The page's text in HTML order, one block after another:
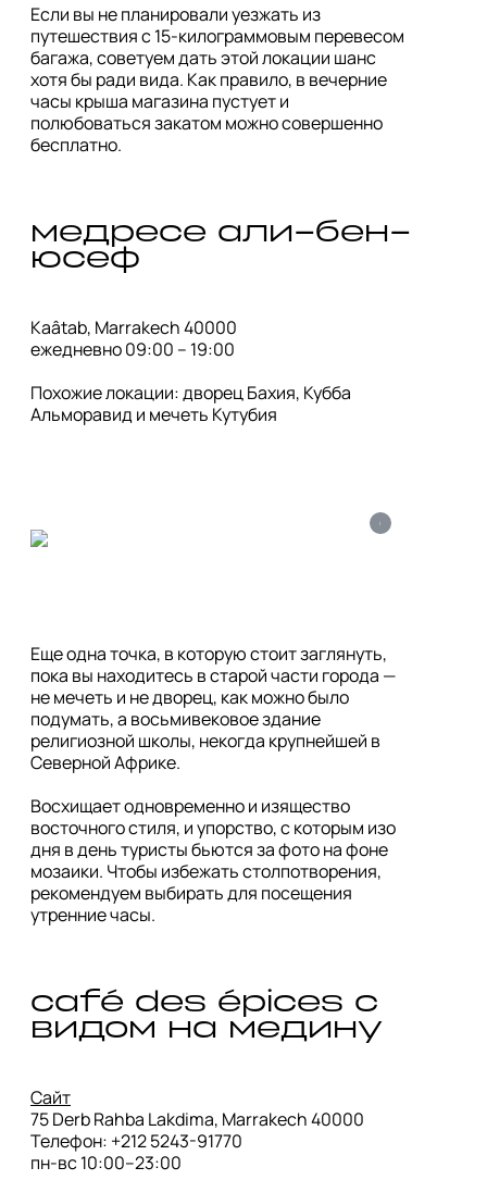
Если вы не планировали уезжать из
путешествия с 15-килограммовым перевесом
багажа, советуем дать этой локации шанс
хотя бы ради вида. Как правило, в вечерние
часы крыша магазина пустует и
полюбоваться закатом можно совершенно
бесплатно.
медресе али-бен-
юсеф
Kaâtab, Marrakech 40000
ежедневно 09:00 – 19:00
Похожие локации: дворец Бахия, Кубба
Альморавид и мечеть Кутубия
i
Еще одна точка, в которую стоит заглянуть,
пока вы находитесь в старой части города —
не мечеть и не дворец, как можно было
подумать, а восьмивековое здание
религиозной школы, некогда крупнейшей в
Северной Африке.
Восхищает одновременно и изящество
восточного стиля, и упорство, с которым изо
дня в день туристы бьются за фото на фоне
мозаики. Чтобы избежать столпотворения,
рекомендуем выбирать для посещения
утренние часы.
café des épices с
видом на медину
Сайт
75 Derb Rahba Lakdima, Marrakech 40000
Телефон: +212 5243-91770
пн-вс 10:00–23:00